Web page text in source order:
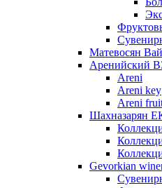
Матевосян
Аренийский
Areni
Areni key
Areni
Шахназарян
Gevorkian